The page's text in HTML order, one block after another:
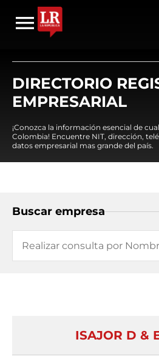
DIRECTORIO
EMPRESARIAL
¡Conozca la información esencial de
Colombia! Encuentre NIT, dirección,
datos empresarial mas grande del país.
Buscar empresa
ISAJOR D &